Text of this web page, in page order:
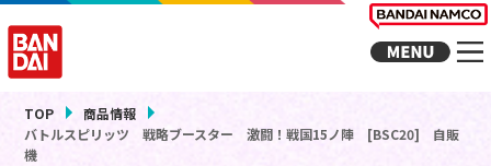
TOP
商品情報
バトルスピリッツ 戦略ブースター 激闘！戦国15ノ陣 [BSC20] 自販
機